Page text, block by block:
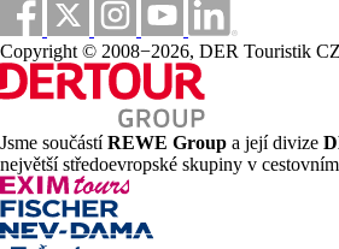
Copyright © 2008−2026, DER Touristik
Jsme součástíREWE Group a její divize
největší středoevropské skupiny v